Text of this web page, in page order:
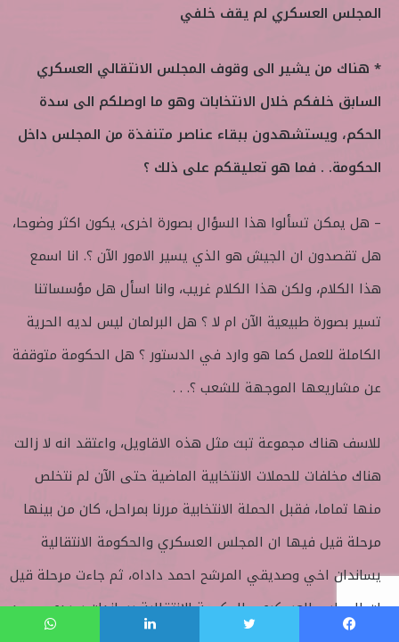
المجلس العسكري لم يقف خلفي
* هناك من يشير الى وقوف المجلس الانتقالي العسكري
السابق خلفكم خلال الانتخابات وهو ما اوصلكم الى سدة
الحكم، ويستشهدون ببقاء عناصر متنفذة من المجلس داخل
الحكومة. . فما هو تعليقكم على ذلك ؟
– هل يمكن تسألوا هذا السؤال بصورة اخرى، يكون اكثر وضوحا،
هل تقصدون ان الجيش هو الذي يسير الامور الآن ؟. انا اسمع
هذا الكلام، ولكن هذا الكلام غريب، وانا اسأل هل مؤسساتنا
تسير بصورة طبيعية الآن ام لا ؟ هل البرلمان ليس لديه الحرية
الكاملة للعمل كما هو وارد في الدستور ؟ هل الحكومة متوقفة
عن مشاريعها الموجهة للشعب ؟. . .
للاسف هناك مجموعة تبث مثل هذه الاقاويل، واعتقد انه لا زالت
هناك مخلفات للحملات الانتخابية الماضية حتى الآن لم نتخلص
منها تماما، فقبل الحملة الانتخابية مررنا بمراحل، كان من بينها
مرحلة قيل فيها ان المجلس العسكري والحكومة الانتقالية
يساندان اخي وصديقي المرشح احمد داداه، ثم جاءت مرحلة قيل
ان المجلس العسكري والحكومة الانتقالية يساندان سيدي محمد